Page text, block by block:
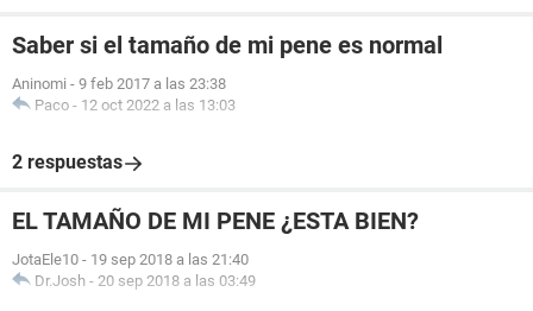
Saber si el tamaño de mi pene es normal
Aninomi - 9 feb 2017 a las 23:38
Paco - 12 oct 2022 a las 13:03
2 respuestas
EL TAMAÑO DE MI PENE ¿ESTA BIEN?
JotaEle10 - 19 sep 2018 a las 21:40
Dr.Josh - 20 sep 2018 a las 03:49